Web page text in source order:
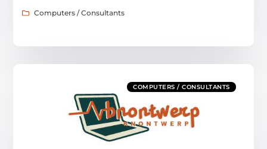
Computers / Consultants
COMPUTERS / CONSULTANTS